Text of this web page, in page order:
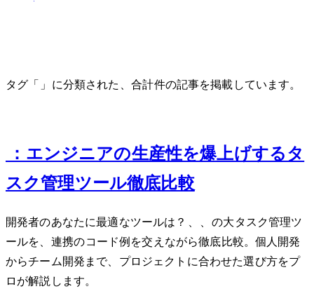
タグ「Notion」に分類された、合計 1 件の記事を掲載しています。
Notion vs Obsidian vs Linear：エンジニアの生産性を爆上げするタ
スク管理ツール徹底比較
開発者のあなたに最適なツールは？Notion、Obsidian、Linearの3大タスク管理ツ
ールを、API連携のコード例を交えながら徹底比較。個人開発
からチーム開発まで、プロジェクトに合わせた選び方をプ
ロが解説します。